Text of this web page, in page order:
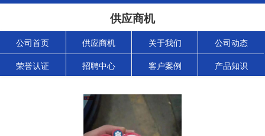
供应商机
公司首页 供应商机 关于我们 公司动态
荣誉认证 招聘中心 客户案例 产品知识